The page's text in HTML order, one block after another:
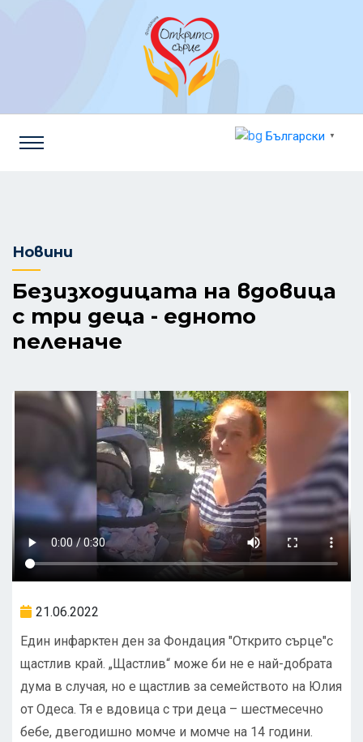
Български ▼
Новини
Безизходицата на вдовица
с три деца - едното
пеленаче
21.06.2022
Един инфарктен ден за Фондация "Открито сърце"с
щастлив край. „Щастлив“ може би не е най-добрата
дума в случая, но е щастлив за семейството на Юлия
от Одеса. Тя е вдовица с три деца – шестмесечно
бебе, двегодишно момче и момче на 14 години.